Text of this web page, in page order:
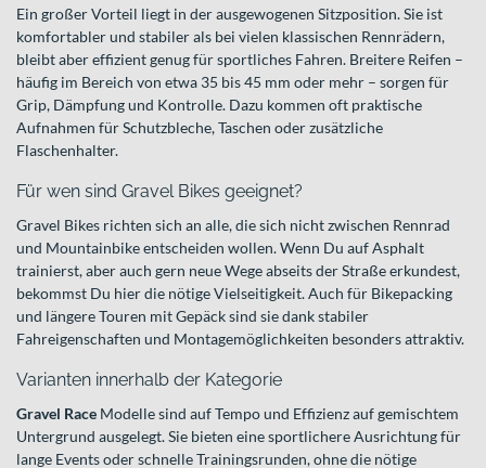
Ein großer Vorteil liegt in der ausgewogenen Sitzposition. Sie ist
komfortabler und stabiler als bei vielen klassischen Rennrädern,
bleibt aber effizient genug für sportliches Fahren. Breitere Reifen –
häufig im Bereich von etwa 35 bis 45 mm oder mehr – sorgen für
Grip, Dämpfung und Kontrolle. Dazu kommen oft praktische
Aufnahmen für Schutzbleche, Taschen oder zusätzliche
Flaschenhalter.
Für wen sind Gravel Bikes geeignet?
Gravel Bikes richten sich an alle, die sich nicht zwischen Rennrad
und Mountainbike entscheiden wollen. Wenn Du auf Asphalt
trainierst, aber auch gern neue Wege abseits der Straße erkundest,
bekommst Du hier die nötige Vielseitigkeit. Auch für Bikepacking
und längere Touren mit Gepäck sind sie dank stabiler
Fahreigenschaften und Montagemöglichkeiten besonders attraktiv.
Varianten innerhalb der Kategorie
Gravel Race Modelle sind auf Tempo und Effizienz auf gemischtem
Untergrund ausgelegt. Sie bieten eine sportlichere Ausrichtung für
lange Events oder schnelle Trainingsrunden, ohne die nötige